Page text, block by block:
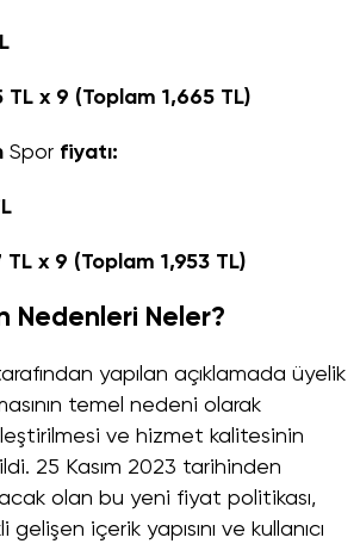
TL x 9 (Toplam 1,665 TL)
Spor fiyatı:
TL x 9 (Toplam 1,953 TL)
Nedenleri Neler?
yapılan açıklamada üyelik
temel nedeni olarak
ve hizmet kalitesinin
25 Kasım 2023 tarihinden
olan bu yeni fiyat politikası,
içerik yapısını ve kullanıcı